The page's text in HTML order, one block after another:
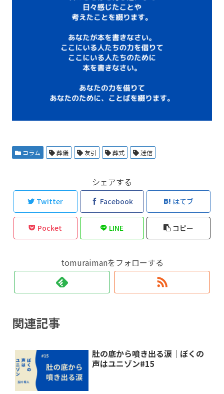
コラム 葬儀 友引 葬式 迷信
シェアする
Twitter Facebook はてブ
Pocket LINE コピー
tomuraimanをフォローする
関連記事
肚の底から噴き出る涙｜ぼくの
声はユニゾン#15